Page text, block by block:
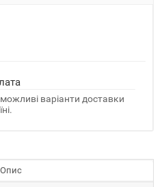
варіанти доставки
Опис